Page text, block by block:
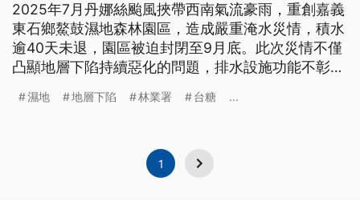
2025年7月丹娜絲颱風挾帶西南氣流豪雨，重創嘉義
東石鄉鰲鼓濕地森林園區，造成嚴重淹水災情，積水
逾40天未退，園區被迫封閉至9月底。此次災情不僅
凸顯地層下陷持續惡化的問題，排水設施功能不彰、
重危機更一一浮現。這片每年吸引近300種鳥類造訪
濕地 地層下陷 林業署 台糖 ...
1